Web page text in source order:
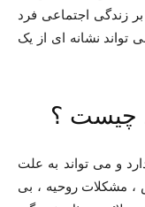
زندگی اجتماعی فرد
تواند نشانه ای از یک
چیست ؟
و می تواند به علت
مشکلات روحیه ، بی